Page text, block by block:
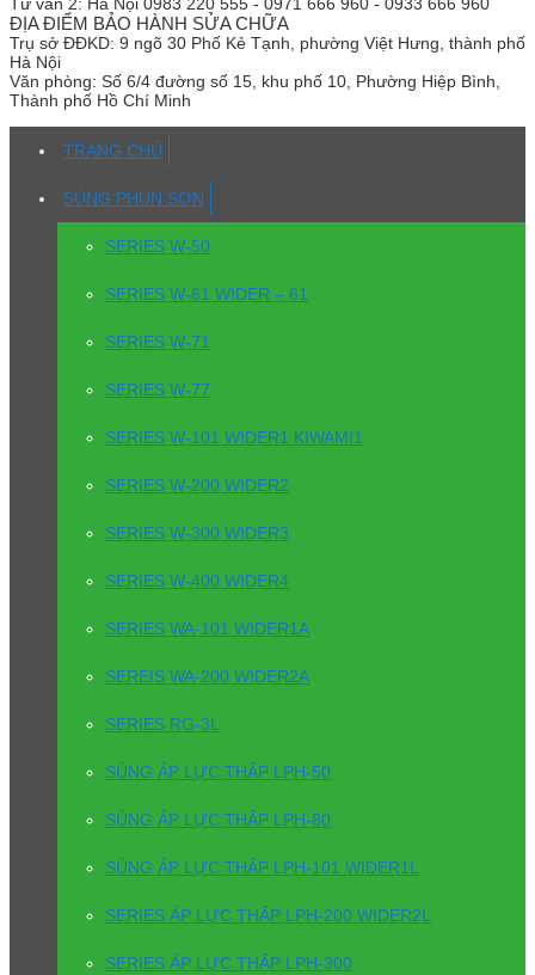
Tư vấn 2: Hà Nội 0983 220 555 - 0971 666 960 - 0933 666 960
ĐỊA ĐIỂM BẢO HÀNH SỬA CHỮA
Trụ sở ĐĐKD: 9 ngõ 30 Phố Kẻ Tạnh, phường Việt Hưng, thành phố
Hà Nội
Văn phòng: Số 6/4 đường số 15, khu phố 10, Phường Hiệp Bình,
Thành phố Hồ Chí Minh
TRANG CHỦ
SÚNG PHUN SƠN
SERIES W-50
SERIES W-61 WIDER – 61
SERIES W-71
SERIES W-77
SERIES W-101 WIDER1 KIWAMI1
SERIES W-200 WIDER2
SERIES W-300 WIDER3
SERIES W-400 WIDER4
SERIES WA-101 WIDER1A
SEREIS WA-200 WIDER2A
SERIES RG-3L
SÚNG ÁP LỰC THẤP LPH-50
SÚNG ÁP LỰC THẤP LPH-80
SÚNG ÁP LỰC THẤP LPH-101 WIDER1L
SERIES ÁP LỰC THẤP LPH-200 WIDER2L
SERIES ÁP LỰC THẤP LPH-300